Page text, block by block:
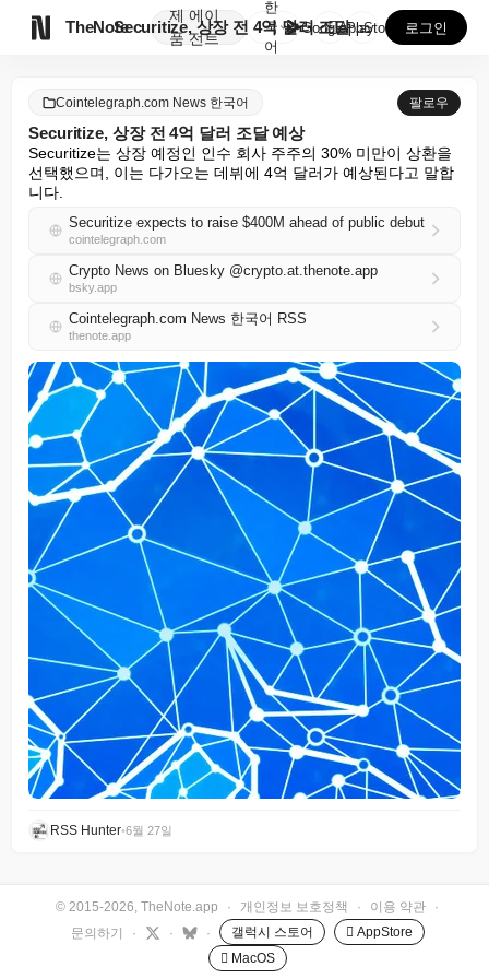
TheNote
제
품
에이
전트
Securitize, 상장 전 4억 달러 조달 예상
한
국
어
GooglePlay
AppStore 로그인
Cointelegraph.com News 한국어 팔로우
Securitize, 상장 전 4억 달러 조달 예상
Securitize는 상장 예정인 인수 회사 주주의 30% 미만이 상환을
선택했으며, 이는 다가오는 데뷔에 4억 달러가 예상된다고 말합
니다.
Securitize expects to raise $400M ahead of public debut
cointelegraph.com
Crypto News on Bluesky @crypto.at.thenote.app
bsky.app
Cointelegraph.com News 한국어 RSS
thenote.app
RSS Hunter•6월 27일
© 2015-2026, TheNote.app · 개인정보 보호정책 · 이용 약관
·
문의하기
· · · 갤럭시 스토어
 AppStore
 MacOS